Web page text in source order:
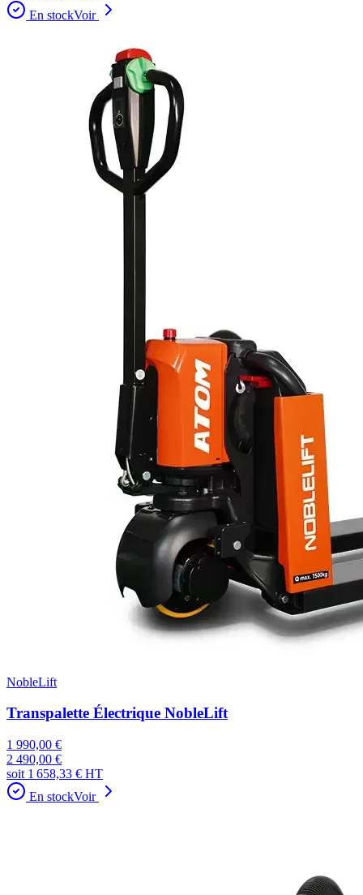
En stockVoir
NobleLift
Transpalette Électrique NobleLift
1 990,00 €
2 490,00 €
soit 1 658,33 € HT
En stockVoir